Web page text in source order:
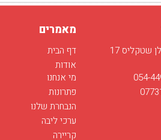
כתובת:מרים ילן שטקליס 17
מאמרים
דף הבית
אודות
מי אנחנו
פתרונות
הנבחרת שלנו
ערכי ליבה
קריירה